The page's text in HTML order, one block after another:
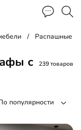
Распашные
с
239 товаров
популярности